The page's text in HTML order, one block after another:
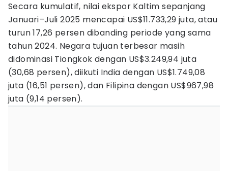
Secara kumulatif, nilai ekspor Kaltim sepanjang
Januari–Juli 2025 mencapai US$11.733,29 juta, atau
turun 17,26 persen dibanding periode yang sama
tahun 2024. Negara tujuan terbesar masih
didominasi Tiongkok dengan US$3.249,94 juta
(30,68 persen), diikuti India dengan US$1.749,08
juta (16,51 persen), dan Filipina dengan US$967,98
juta (9,14 persen).